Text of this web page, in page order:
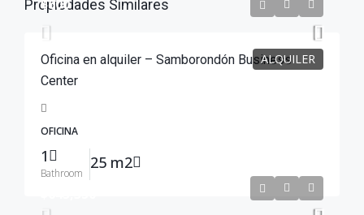
Propiedades Similares
ALQUILER
$600
Oficina en alquiler – Samborondón Business
Center
OFICINA
1
Bathroom
25 m2